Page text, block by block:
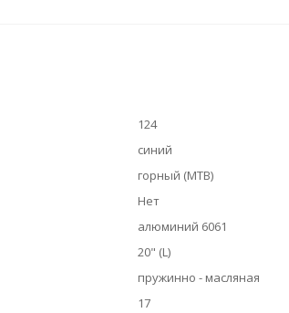
124
синий
горный (MTB)
Нет
алюминий 6061
20" (L)
пружинно - масляная
17